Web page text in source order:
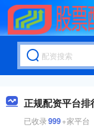
正规配资平台排
已收录999+家平台